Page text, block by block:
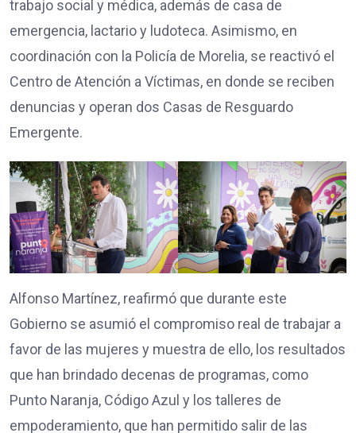
trabajo social y médica, además de casa de
emergencia, lactario y ludoteca. Asimismo, en
coordinación con la Policía de Morelia, se reactivó el
Centro de Atención a Víctimas, en donde se reciben
denuncias y operan dos Casas de Resguardo
Emergente.
Alfonso Martínez, reafirmó que durante este
Gobierno se asumió el compromiso real de trabajar a
favor de las mujeres y muestra de ello, los resultados
que han brindado decenas de programas, como
Punto Naranja, Código Azul y los talleres de
empoderamiento, que han permitido salir de las